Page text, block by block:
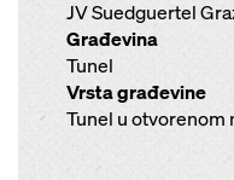
JV Suedguertel
Građevina
Tunel
Vrsta građevine
Tunel u otvorenom